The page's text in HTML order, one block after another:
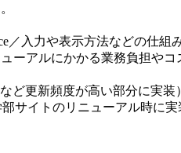
／入力や表示方法などの仕組
アルにかかる業務負担やコ
ど更新頻度が高い部分に実
サイトのリニューアル時に実